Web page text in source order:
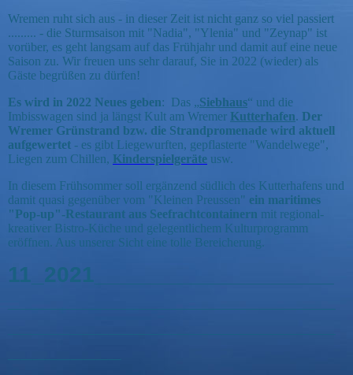
Wremen ruht sich aus - in dieser Zeit ist nicht ganz so viel passiert
......... - die Sturmsaison mit "Nadia", "Ylenia" und "Zeynap" ist
vorüber, es geht langsam auf das Frühjahr und damit auf eine neue
Saison zu. Wir freuen uns sehr darauf, Sie in 2022 (wieder) als
Gäste begrüßen zu dürfen!
Es wird in 2022 Neues geben: Das „Siebhaus“ und die
Imbisswagen sind ja längst Kult am Wremer Kutterhafen. Der
Wremer Grünstrand bzw. die Strandpromenade wird aktuell
aufgewertet - es gibt Liegewurften, gepflasterte "Wandelwege",
Liegen zum Chillen, Kinderspielgeräte usw.
In diesem Frühsommer soll ergänzend südlich des Kutterhafens und
damit quasi gegenüber vom "Kleinen Preussen" ein maritimes
"Pop-up"-Restaurant aus Seefrachtcontainern mit regional-
kreativer Bistro-Küche und gelegentlichem Kulturprogramm
eröffnen. Aus unserer Sicht eine tolle Bereicherung.
11_2021___________________